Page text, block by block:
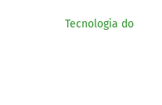
Tecnologia do